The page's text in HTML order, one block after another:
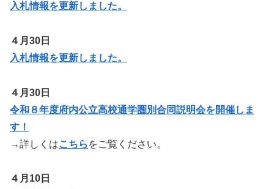
入札情報を更新しました。
４月30日
入札情報を更新しました。
４月30日
令和８年度府内公立高校通学圏別合同説明会を開催しま
す！
→詳しくはこちら をご覧ください。
４月10日